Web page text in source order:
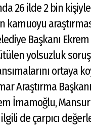
26 ilde 2 bin kişiyle
kamuoyu
Başkanı
yolsuzluk
ortaya
Araştırma
İmamoğlu, Mansur
de çarpıcı